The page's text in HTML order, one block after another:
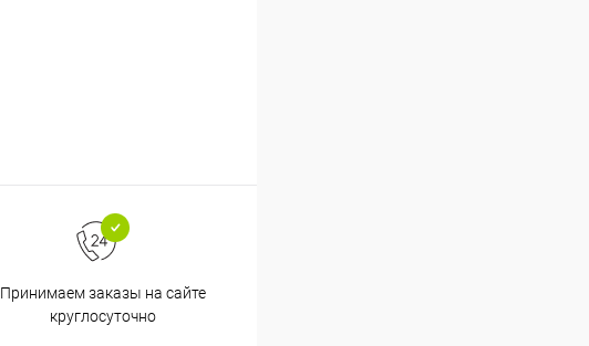
Принимаем заказы на сайте
круглосуточно